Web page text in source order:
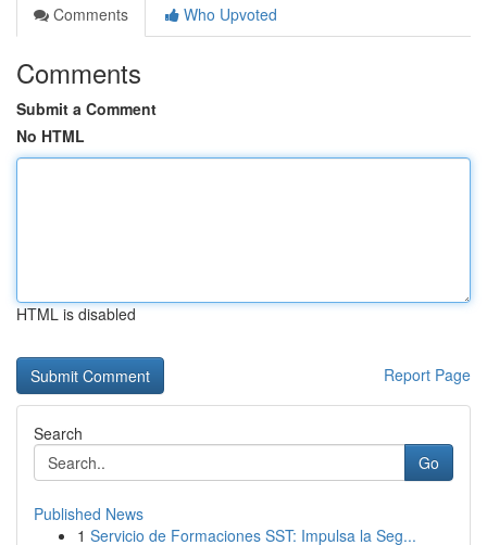
Comments
Who Upvoted
Comments
Submit a Comment
No HTML
HTML is disabled
Report Page
Search
Go
Published News
1 Servicio de Formaciones SST: Impulsa la Seg...